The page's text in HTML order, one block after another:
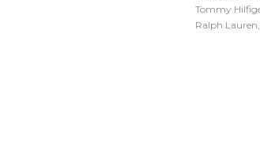
Tommy
Ralph